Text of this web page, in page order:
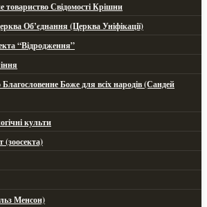
товариство Свідомості Крішни
Об’єднання (Церква Уніфікації)
“Відродження”
Боже для всіх народів (Сандей
культи
(зоосекта)
Менсон)